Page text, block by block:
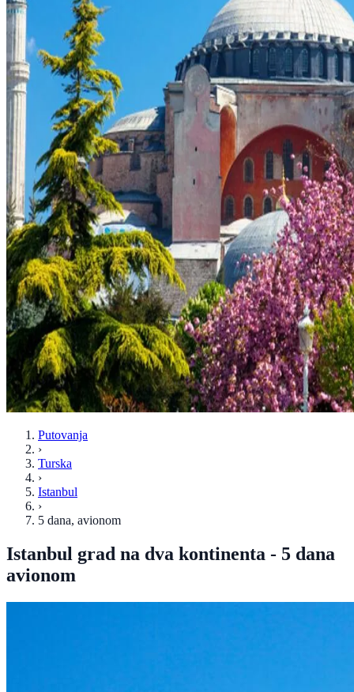
Putovanja
›
Turska
›
Istanbul
›
5 dana, avionom
Istanbul grad na dva kontinenta - 5 dana
avionom